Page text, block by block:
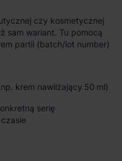
czy kosmetycznej
sam wariant. Tu pomocą
partii (batch/lot number)
krem nawilżający 50 ml)
serię